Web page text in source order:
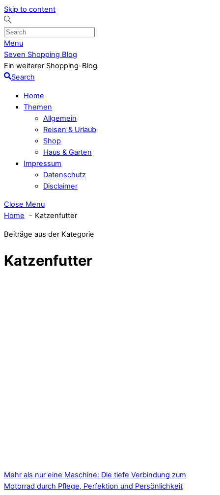
Skip to content
Menu
Seven Shopping Blog
Ein weiterer Shopping-Blog
Search
Home
Themen
Allgemein
Reisen & Urlaub
Shop
Haus & Garten
Impressum
Datenschutz
Disclaimer
Close Menu
Home
Katzenfutter
Beiträge aus der Kategorie
Katzenfutter
Mehr als nur eine Maschine: Die tiefe Verbindung zum
Motorrad durch Pflege, Perfektion und Persönlichkeit